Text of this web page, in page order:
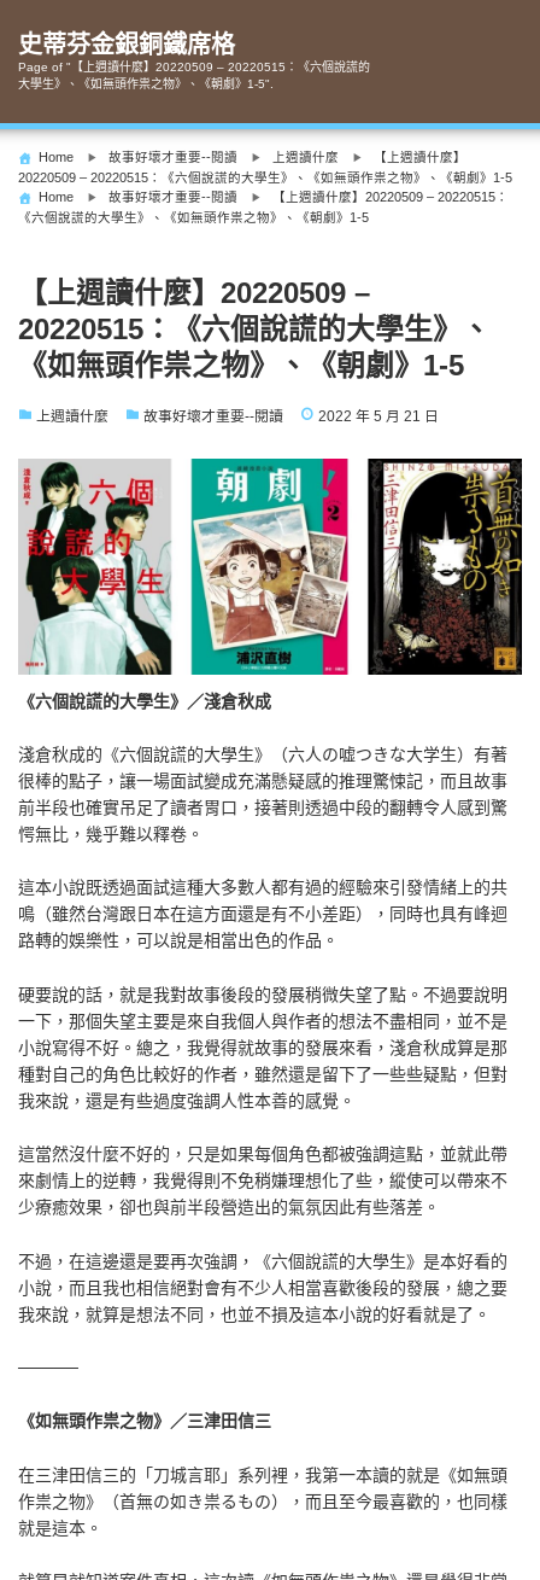
content
史蒂芬金銀銅鐵席格
Page of "【上週讀什麼】20220509 – 20220515：《六個說謊的
大學生》、《如無頭作祟之物》、《朝劇》1-5".
Home 故事好壞才重要--閱讀 上週讀什麼
【上週讀什麼】
20220509 – 20220515：《六個說謊的大學生》、《如無頭作祟之物》、《朝劇》1-5
Home
故事好壞才重要--閱讀
【上週讀什麼】20220509 – 20220515：
《六個說謊的大學生》、《如無頭作祟之物》、《朝劇》1-5
【上週讀什麼】20220509 –
20220515：《六個說謊的大學生》、
《如無頭作祟之物》、《朝劇》1-5
上週讀什麼 故事好壞才重要--閱讀 2022 年 5 月 21 日
《六個說謊的大學生》／淺倉秋成
淺倉秋成的《六個說謊的大學生》（六人の嘘つきな大学生）有著
很棒的點子，讓一場面試變成充滿懸疑感的推理驚悚記，而且故事
前半段也確實吊足了讀者胃口，接著則透過中段的翻轉令人感到驚
愕無比，幾乎難以釋卷。
這本小說既透過面試這種大多數人都有過的經驗來引發情緒上的共
鳴（雖然台灣跟日本在這方面還是有不小差距），同時也具有峰迴
路轉的娛樂性，可以說是相當出色的作品。
硬要說的話，就是我對故事後段的發展稍微失望了點。不過要說明
一下，那個失望主要是來自我個人與作者的想法不盡相同，並不是
小說寫得不好。總之，我覺得就故事的發展來看，淺倉秋成算是那
種對自己的角色比較好的作者，雖然還是留下了一些些疑點，但對
我來說，還是有些過度強調人性本善的感覺。
這當然沒什麼不好的，只是如果每個角色都被強調這點，並就此帶
來劇情上的逆轉，我覺得則不免稍嫌理想化了些，縱使可以帶來不
少療癒效果，卻也與前半段營造出的氣氛因此有些落差。
不過，在這邊還是要再次強調，《六個說謊的大學生》是本好看的
小說，而且我也相信絕對會有不少人相當喜歡後段的發展，總之要
我來說，就算是想法不同，也並不損及這本小說的好看就是了。
─────
《如無頭作祟之物》／三津田信三
在三津田信三的「刀城言耶」系列裡，我第一本讀的就是《如無頭
作祟之物》（首無の如き祟るもの），而且至今最喜歡的，也同樣
就是這本。